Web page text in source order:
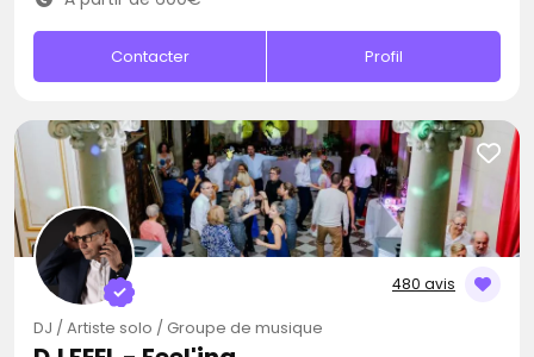
Contacter Profil
480 avis
DJ / Artiste solo / Groupe de musique